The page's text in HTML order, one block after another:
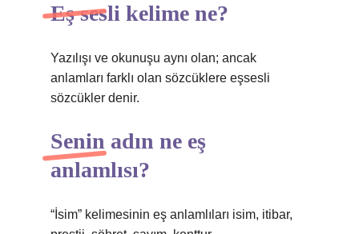
Eş sesli kelime ne?
Yazılışı ve okunuşu aynı olan; ancak
anlamları farklı olan sözcüklere eşsesli
sözcükler denir.
Senin adın ne eş
anlamlısı?
“İsim” kelimesinin eş anlamlıları isim, itibar,